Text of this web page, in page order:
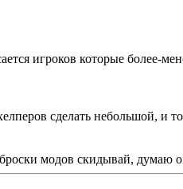
игроков которые более-
сделать небольшой, и
модов скидывай, думаю